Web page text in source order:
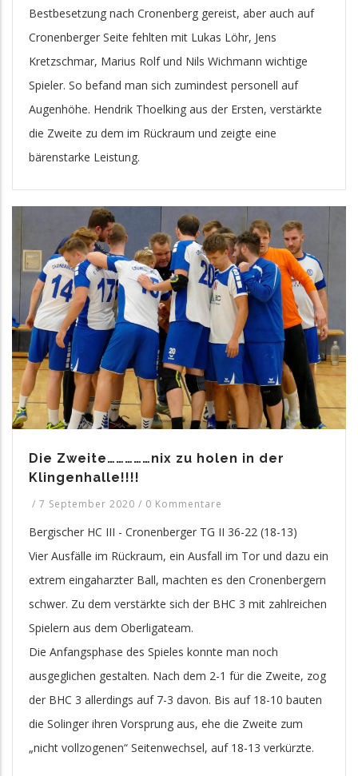
Bestbesetzung nach Cronenberg gereist, aber auch auf
Cronenberger Seite fehlten mit Lukas Löhr, Jens
Kretzschmar, Marius Rolf und Nils Wichmann wichtige
Spieler. So befand man sich zumindest personell auf
Augenhöhe. Hendrik Thoelking aus der Ersten, verstärkte
die Zweite zu dem im Rückraum und zeigte eine
bärenstarke Leistung.
Die Zweite……………nix zu holen in der
Klingenhalle!!!!
/ 7 September 2020 / 0 Kommentare
Bergischer HC III - Cronenberger TG II 36-22 (18-13)
Vier Ausfälle im Rückraum, ein Ausfall im Tor und dazu ein
extrem eingaharzter Ball, machten es den Cronenbergern
schwer. Zu dem verstärkte sich der BHC 3 mit zahlreichen
Spielern aus dem Oberligateam.
Die Anfangsphase des Spieles konnte man noch
ausgeglichen gestalten. Nach dem 2-1 für die Zweite, zog
der BHC 3 allerdings auf 7-3 davon. Bis auf 18-10 bauten
die Solinger ihren Vorsprung aus, ehe die Zweite zum
„nicht vollzogenen“ Seitenwechsel, auf 18-13 verkürzte.